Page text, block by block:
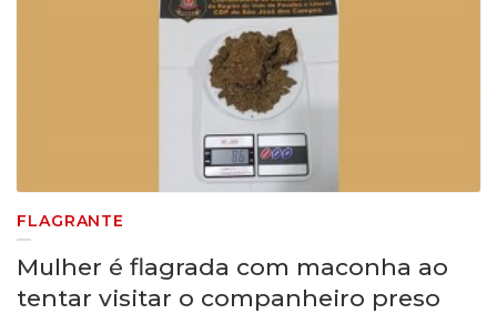
FLAGRANTE
Mulher é flagrada com maconha ao
tentar visitar o companheiro preso